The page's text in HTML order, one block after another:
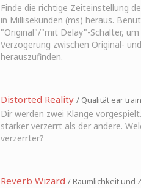
Finde die richtige Zeiteinstellung
in Millisekunden (ms) heraus.
"Original"/"mit Delay"-Schalter, um
Verzögerung zwischen Original-
herauszufinden.
Distorted Reality / Qualität ear
Dir werden zwei Klänge
stärker verzerrt als der andere.
verzerrter?
Reverb Wizard / Räumlichkeit und